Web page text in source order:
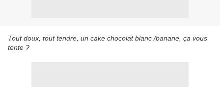
Tout doux, tout tendre, un cake chocolat blanc /banane, ça vous
tente ?